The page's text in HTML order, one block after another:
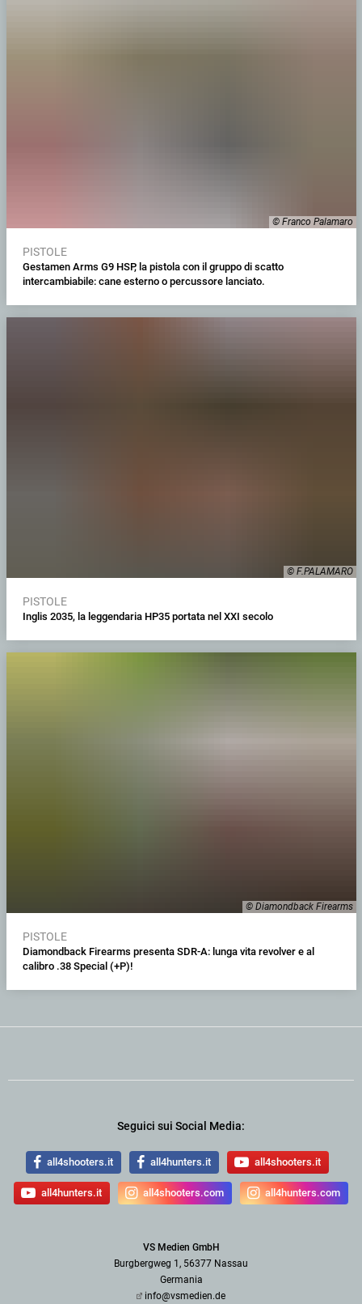
© Franco Palamaro
PISTOLE
Gestamen Arms G9 HSP, la pistola con il gruppo di scatto
intercambiabile: cane esterno o percussore lanciato.
© F.PALAMARO
PISTOLE
Inglis 2035, la leggendaria HP35 portata nel XXI secolo
© Diamondback Firearms
PISTOLE
Diamondback Firearms presenta SDR-A: lunga vita revolver e al
calibro .38 Special (+P)!
Seguici sui Social Media:
all4shooters.it all4hunters.it all4shooters.it
all4hunters.it all4shooters.com all4hunters.com
VS Medien GmbH
Burgbergweg 1, 56377 Nassau
Germania
info@vsmedien.de